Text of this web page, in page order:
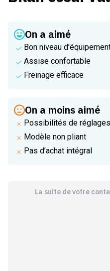
On a aimé
Bon niveau
Assise confortable
Freinage efficace
On a moins aimé
Possibilités de réglages
Modèle non pliant
Pas d’achat intégral
La suite de votre